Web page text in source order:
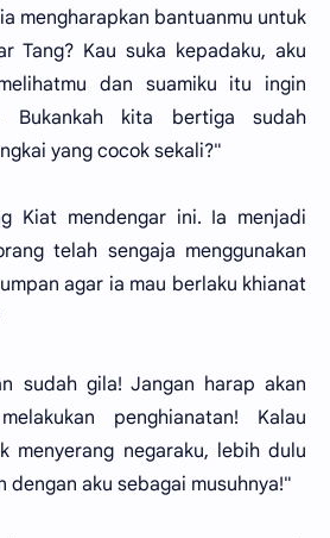
mengharapkan bantuanmu untuk
Tang? Kau suka kepadaku, aku
dan suamiku itu ingin
Bukankah kita bertiga sudah
yang cocok sekali?"
Kiat mendengar ini. Ia menjadi
telah sengaja menggunakan
agar ia mau berlaku khianat
sudah gila! Jangan harap akan
penghianatan! Kalau
menyerang negaraku, lebih dulu
dengan aku sebagai musuhnya!"